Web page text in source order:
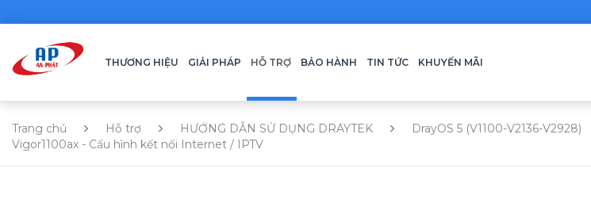
THƯƠNG HIỆU GIẢI PHÁP HỖ TRỢ BẢO HÀNH TIN TỨC KHUYẾN MÃI
Trang chủ Hỗ trợ HƯỚNG DẪN SỬ DỤNG DRAYTEK DrayOS 5 (V1100-V2136-V2928)
Vigor1100ax - Cấu hình kết nối Internet / IPTV